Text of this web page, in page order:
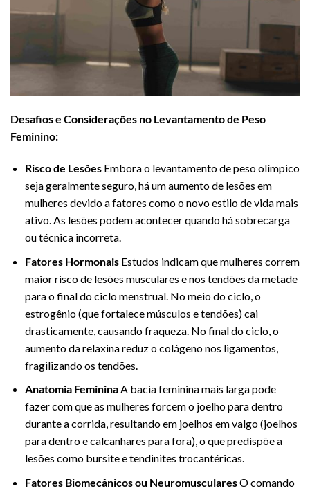
Desafios e Considerações no Levantamento de Peso
Feminino:
Risco de LesõesEmbora o levantamento de peso olímpico
seja geralmente seguro, há um aumento de lesões em
mulheres devido a fatores como o novo estilo de vida mais
ativo. As lesões podem acontecer quando há sobrecarga
ou técnica incorreta.
Fatores HormonaisEstudos indicam que mulheres correm
maior risco de lesões musculares e nos tendões da metade
para o final do ciclo menstrual. No meio do ciclo, o
estrogênio (que fortalece músculos e tendões) cai
drasticamente, causando fraqueza. No final do ciclo, o
aumento da relaxina reduz o colágeno nos ligamentos,
fragilizando os tendões.
Anatomia FemininaA bacia feminina mais larga pode
fazer com que as mulheres forcem o joelho para dentro
durante a corrida, resultando em joelhos em valgo (joelhos
para dentro e calcanhares para fora), o que predispõe a
lesões como bursite e tendinites trocantéricas.
Fatores Biomecânicos ou NeuromuscularesO comando